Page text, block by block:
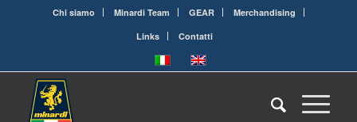
Chi siamo Minardi Team GEAR
Merchandising
Links
Contatti